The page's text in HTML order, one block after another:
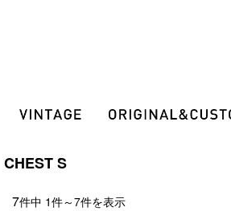
CHEST S
7件中 1件～7件を表示